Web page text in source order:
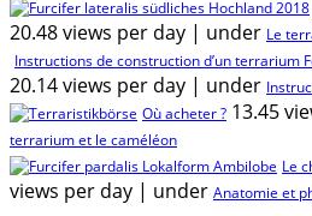
20.48 views per day | under Le
Instructions de construction d’un terrarium
20.14 views per day | under
Où acheter ? 13.45
terrarium et le caméléon
Le
views per day | under Anatomie et